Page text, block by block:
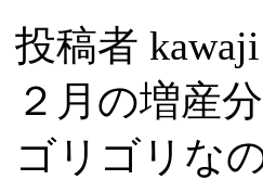
投稿者 kawaji
２月の増産
ゴリゴリな